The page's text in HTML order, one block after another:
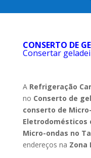
CONSERTO DE
Consertar
A Refrigeração
no Conserto de
conserto de
Eletrodomésticos
Micro-ondas no
endereços na Zona